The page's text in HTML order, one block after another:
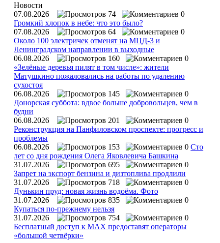
Новости
07.08.2026
74
0
Громкий хлопок в небе: что это было?
07.08.2026
64
0
Около 100 электричек отменят на МЦД-3 и
Ленинградском направлении в выходные
06.08.2026
160
0
«Зелёные деревья пилят в том числе»: жители
Матушкино пожаловались на работы по удалению
сухостоя
06.08.2026
145
0
Донорская суббота: вдвое больше добровольцев, чем в
будни
06.08.2026
201
0
Реконструкция на Панфиловском проспекте: прогресс и
проблемы
06.08.2026
153 0 Сто
лет со дня рождения Олега Яковлевича Башкина
31.07.2026
695
0
Запрет на экспорт бензина и дизтоплива продлили
31.07.2026
718
0
Дунькин пруд: новая жизнь водоёма. Фото
31.07.2026
835
0
Купаться по‑прежнему нельзя
31.07.2026
754
0
Бесплатный доступ к MAX предоставят операторы
«большой четвёрки»